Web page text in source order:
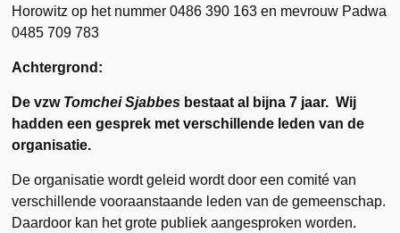
Horowitz op het nummer 0486 390 163 en mevrouw Padwa
0485 709 783
Achtergrond:
De vzw Tomchei Sjabbes bestaat al bijna 7 jaar. Wij
hadden een gesprek met verschillende leden van de
organisatie.
De organisatie wordt geleid wordt door een comité van
verschillende vooraanstaande leden van de gemeenschap.
Daardoor kan het grote publiek aangesproken worden.